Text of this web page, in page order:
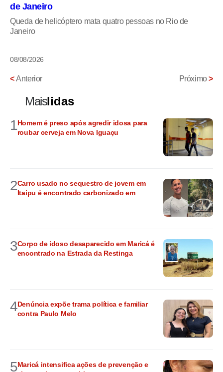
de Janeiro
Queda de helicóptero mata quatro pessoas no Rio de
Janeiro
08/08/2026
<Anterior Próximo>
Maislidas
1Homem é preso após agredir idosa para
roubar cerveja em Nova Iguaçu
2Carro usado no sequestro de jovem em
Itaipu é encontrado carbonizado em
3Corpo de idoso desaparecido em Maricá é
encontrado na Estrada da Restinga
4Denúncia expõe trama política e familiar
contra Paulo Melo
5Maricá intensifica ações de prevenção e